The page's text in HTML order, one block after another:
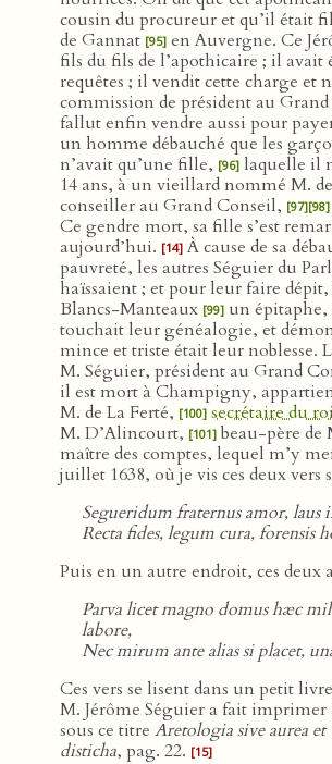
cousin du procureur et qu’il était
de Gannat [95] en Auvergne. Ce
fils du fils de l’apothicaire ; il avait
requêtes ; il vendit cette charge et
commission de président au
fallut enfin vendre aussi pour payer
un homme débauché que les
n’avait qu’une fille, [96] laquelle il
14 ans, à un vieillard nommé M.
conseiller au Grand Conseil, [97][98]
Ce gendre mort, sa fille s’est
aujourd’hui. [14] À cause de sa
pauvreté, les autres Séguier du
haïssaient ; et pour leur faire
Blancs-Manteaux [99] un
touchait leur généalogie, et
mince et triste était leur noblesse.
M. Séguier, président au Grand
il est mort à Champigny,
M. de La Ferté, [100] secrétaire du roi
M. D’Alincourt, [101] beau-père de
maître des comptes, lequel m’y
juillet 1638, où je vis ces deux vers
Segueridum fraternus amor, laus
Recta fides, legum cura, forensis
Puis en un autre endroit, ces deux
Parva licet magno domus hæc
labore,
Nec mirum ante alias si placet,
Ces vers se lisent dans un petit
M. Jérôme Séguier a fait imprimer
sous ce titre Aretologia sive aurea
disticha, pag. 22. [15]